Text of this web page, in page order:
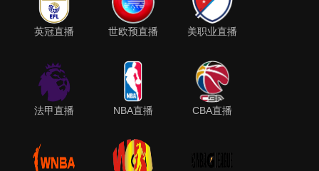
英冠直播 世欧预直播 美职业直播
法甲直播 NBA直播 CBA直播